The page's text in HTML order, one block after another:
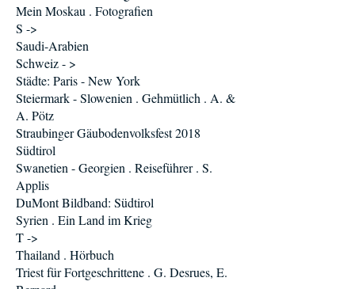
Mein Moskau . Fotografien
S ->
Saudi-Arabien
Schweiz - >
Städte: Paris - New York
Steiermark - Slowenien . Gehmütlich . A. &
A. Pötz
Straubinger Gäubodenvolksfest 2018
Südtirol
Swanetien - Georgien . Reiseführer . S.
Applis
DuMont Bildband: Südtirol
Syrien . Ein Land im Krieg
T ->
Thailand . Hörbuch
Triest für Fortgeschrittene . G. Desrues, E.